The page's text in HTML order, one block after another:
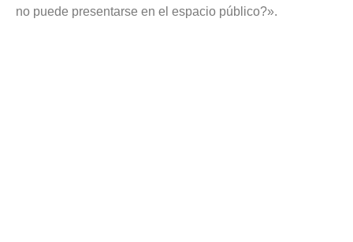
no puede presentarse en el espacio público?».